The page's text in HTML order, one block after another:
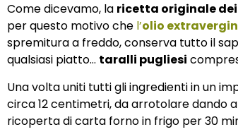
Come dicevamo, la ricetta originale
per questo motivo che l’olio
spremitura a freddo, conserva tutto il
qualsiasi piatto… taralli pugliesi
Una volta uniti tutti gli ingredienti in un
circa 12 centimetri, da arrotolare dando
ricoperta di carta forno in frigo per 30